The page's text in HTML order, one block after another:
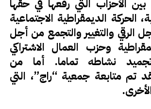
الأحزاب التي رفعها في حقها
الحركة الديمقراطية الاجتماعية
الرقي والتغيير والتجمع من أجل
وحزب العمال الاشتراكي
نشاطه تماما. أما من
تم متابعة جمعية “راج”، التي